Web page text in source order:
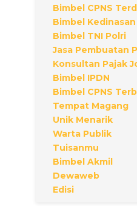
Bimbel CPNS
Bimbel
Bimbel TNI Polri
Jasa Pembuatan
Konsultan Pajak
Bimbel IPDN
Bimbel CPNS
Tempat Magang
Unik Menarik
Warta Publik
Tuisanmu
Bimbel Akmil
Dewaweb
Edisi